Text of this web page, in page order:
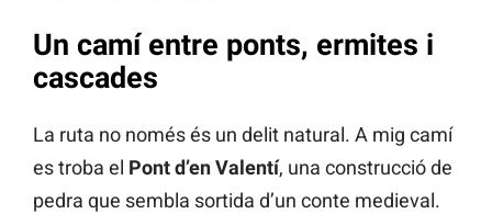
Un camí entre ponts, ermites i
cascades
La ruta no només és un delit natural. A mig camí
es troba el Pont d’en Valentí, una construcció de
pedra que sembla sortida d’un conte medieval.